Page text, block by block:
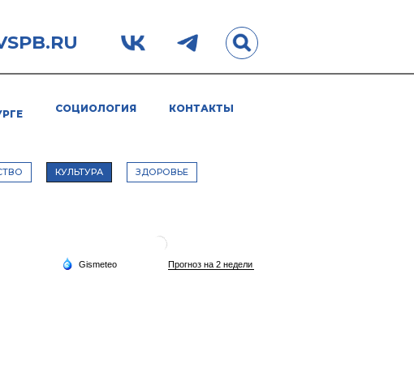
СОЦИОЛОГИЯ КОНТАКТЫ
КУЛЬТУРА ЗДОРОВЬЕ